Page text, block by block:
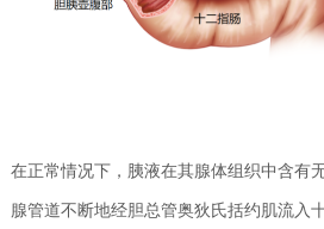
在正常情况下，胰液在其腺体组织中含有
腺管道不断地经胆总管奥狄氏括约肌流入